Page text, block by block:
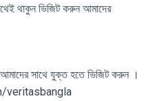
থাকুন ভিজিট করুন আমাদের
সাথে যুক্ত হতে ভিজিট করুন ।
veritasbangla